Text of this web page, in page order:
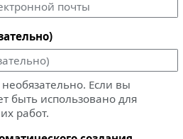
Если вы
быть использовано для
работ.